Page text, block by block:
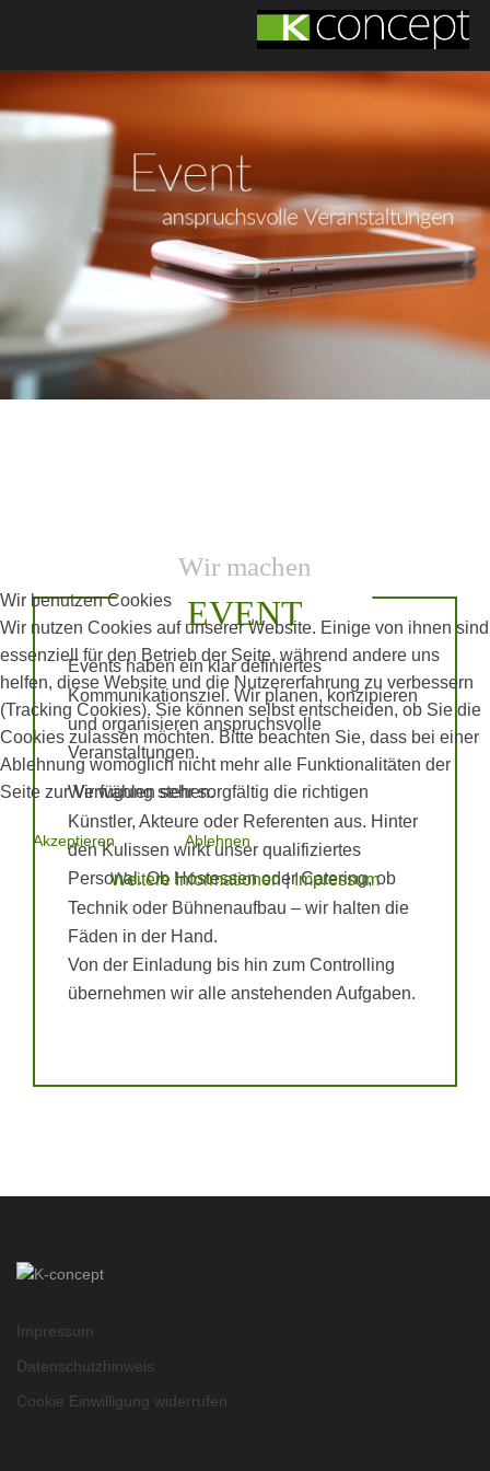
Wir machen
EVENT
Events haben ein klar definiertes
Kommunikationsziel. Wir planen, konzipieren
und organisieren anspruchsvolle
Veranstaltungen.
Wir wählen sehr sorgfältig die richtigen
Künstler, Akteure oder Referenten aus. Hinter
den Kulissen wirkt unser qualifiziertes
Personal. Ob Hostessen oder Catering, ob
Technik oder Bühnenaufbau – wir halten die
Fäden in der Hand.
Von der Einladung bis hin zum Controlling
übernehmen wir alle anstehenden Aufgaben.
Impressum
Datenschutzhinweis
Cookie Einwilligung widerrufen
Wir benutzen Cookies
Wir nutzen Cookies auf unserer Website. Einige von ihnen sind
essenziell für den Betrieb der Seite, während andere uns
helfen, diese Website und die Nutzererfahrung zu verbessern
(Tracking Cookies). Sie können selbst entscheiden, ob Sie die
Cookies zulassen möchten. Bitte beachten Sie, dass bei einer
Ablehnung womöglich nicht mehr alle Funktionalitäten der
Seite zur Verfügung stehen.
Akzeptieren Ablehnen
Weitere Informationen|Impressum